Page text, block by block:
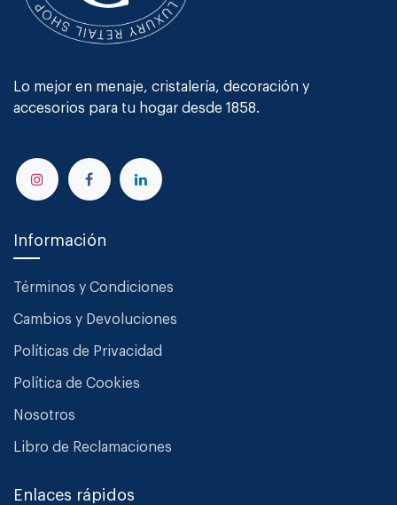
Lo mejor en menaje, cristalería, decoración y
accesorios para tu hogar desde 1858.
Información
Términos y Condiciones
Cambios y Devoluciones
Políticas de Privacidad
Política de Cookies
Nosotros
Libro de Reclamaciones
Enlaces rápidos